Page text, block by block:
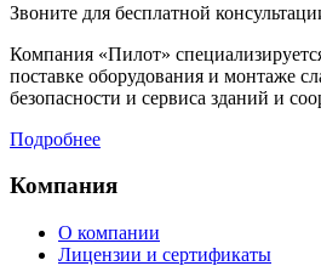
Звоните для бесплатной
Компания «Пилот»
поставке оборудования и монтаже
безопасности и сервиса зданий и
Подробнее
Компания
О компании
Лицензии и сертификаты